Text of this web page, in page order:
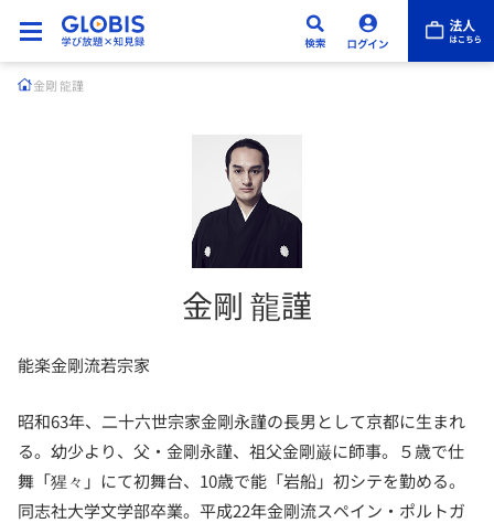
金剛 龍謹
金剛 龍謹
能楽金剛流若宗家
昭和63年、二十六世宗家金剛永謹の長男として京都に生まれ
る。幼少より、父・金剛永謹、祖父金剛巌に師事。５歳で仕
舞「猩々」にて初舞台、10歳で能「岩船」初シテを勤める。
同志社大学文学部卒業。平成22年金剛流スペイン・ポルトガ